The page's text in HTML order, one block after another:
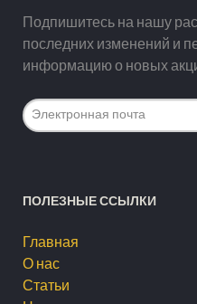
Подпишитесь на нашу
последних изменений и
информацию о новых
ПОЛЕЗНЫЕ ССЫЛКИ
Главная
О нас
Статьи